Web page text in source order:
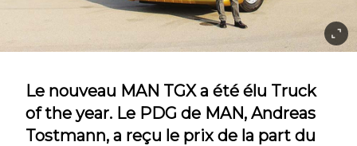
Le nouveau MAN TGX a été élu Truck
of the year. Le PDG de MAN, Andreas
Tostmann, a reçu le prix de la part du